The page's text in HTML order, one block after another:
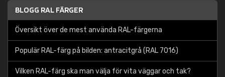
BLOGG RAL FÄRGER
Översikt över de mest använda RAL-färgerna
Populär RAL-färg på bilden: antracitgrå (RAL 7016)
Vilken RAL-färg ska man välja för vita väggar och tak?